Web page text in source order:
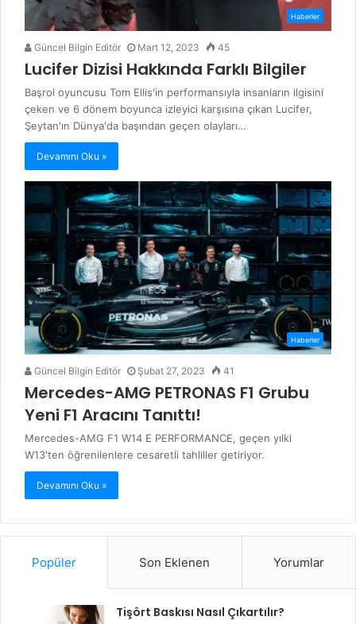
Haberler
Güncel Bilgin Editör Mart 12, 2023 45
Lucifer Dizisi Hakkında Farklı Bilgiler
Başrol oyuncusu Tom Ellis'in performansıyla insanların ilgisini
çeken ve 6 dönem boyunca izleyici karşısına çıkan Lucifer,
Şeytan'ın Dünya'da başından geçen olayları…
Devamını Oku »
Haberler
Güncel Bilgin Editör Şubat 27, 2023 41
Mercedes-AMG PETRONAS F1 Grubu
Yeni F1 Aracını Tanıttı!
Mercedes-AMG F1 W14 E PERFORMANCE, geçen yılki
W13'ten öğrenilenlere cesaretli tahliller getiriyor.
Devamını Oku »
Popüler Son Eklenen Yorumlar
Tişört Baskısı Nasıl Çıkartılır?